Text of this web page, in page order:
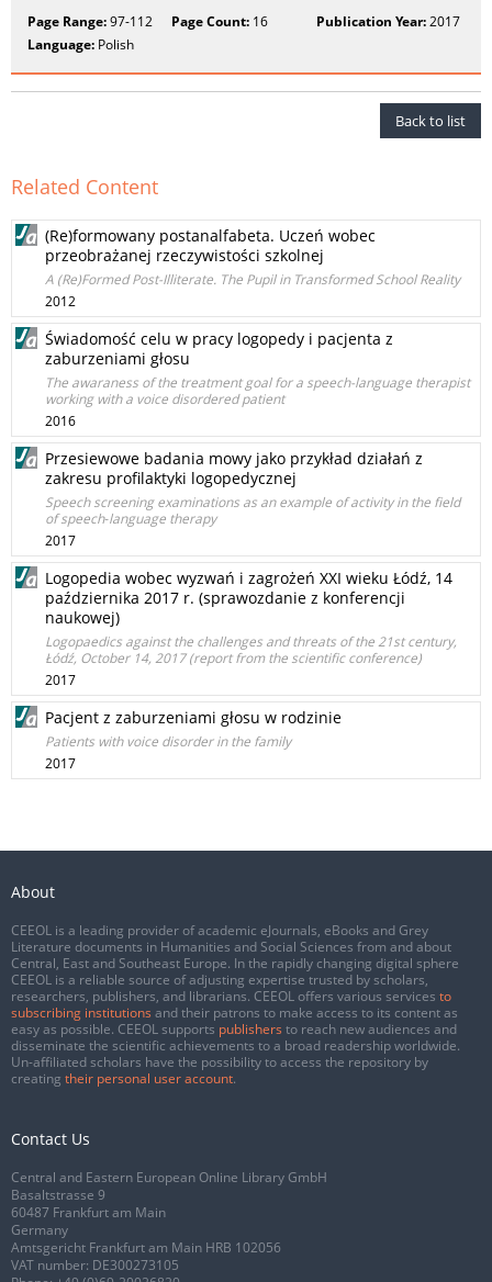
Page Range:97-112 Page Count: 16 Publication Year:2017
Language: Polish
Back to list
Related Content
(Re)formowany postanalfabeta. Uczeń wobec
przeobrażanej rzeczywistości szkolnej
A (Re)Formed Post-Illiterate. The Pupil in Transformed School Reality
2012
Świadomość celu w pracy logopedy i pacjenta z
zaburzeniami głosu
The awaraness of the treatment goal for a speech-language therapist
working with a voice disordered patient
2016
Przesiewowe badania mowy jako przykład działań z
zakresu profilaktyki logopedycznej
Speech screening examinations as an example of activity in the field
of speech‑language therapy
2017
Logopedia wobec wyzwań i zagrożeń XXI wieku Łódź, 14
października 2017 r. (sprawozdanie z konferencji
naukowej)
Logopaedics against the challenges and threats of the 21st century,
Łódź, October 14, 2017 (report from the scientific conference)
2017
Pacjent z zaburzeniami głosu w rodzinie
Patients with voice disorder in the family
2017
About
CEEOL is a leading provider of academic eJournals, eBooks and Grey
Literature documents in Humanities and Social Sciences from and about
Central, East and Southeast Europe. In the rapidly changing digital sphere
CEEOL is a reliable source of adjusting expertise trusted by scholars,
researchers, publishers, and librarians. CEEOL offers various services to
subscribing institutions and their patrons to make access to its content as
easy as possible. CEEOL supports publishers to reach new audiences and
disseminate the scientific achievements to a broad readership worldwide.
Un-affiliated scholars have the possibility to access the repository by
creating their personal user account.
Contact Us
Central and Eastern European Online Library GmbH
Basaltstrasse 9
60487 Frankfurt am Main
Germany
Amtsgericht Frankfurt am Main HRB 102056
VAT number: DE300273105